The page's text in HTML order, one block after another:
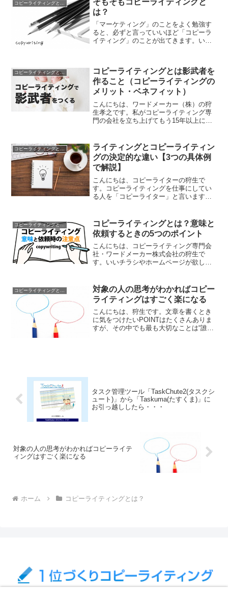
は？
「マーケティング」のことをよく勉強す
ると、必ずと言っていいほど「コピーラ
イティング」のことが出てきます。いわ
コピーライティングとは？
コピーライティングとは影武者を
作ること（コピーライティングの
メリット・ベネフィット）
こんにちは、ワードメーカー（株）の狩
生孝之です。私がコピーライティング専
門の会社を立ち上げてもう15年以上にな
とって非常に大事だなと感じています。
そこで、今日はコピーラ...
ライティングとコピーライティン
グの決定的な違い【3つの具体例
で解説】
こんにちは、コピーライターの狩生で
す。コピーライティングを仕事にしてい
る人を「コピーライター」と言います。
は、いきなりですが「ライティング」と
「コピーライティング」の違い...
コピーライティングとは？
コピーライティングとは？意味と
依頼するときの5つのポイント
こんにちは、コピーライティング専門会
社・ワードメーカー株式会社の狩生で
す。いいチラシやホームページが欲し
せなら上手いコピーライターに作ってほ
しい…」という思いを抱くこと...
コピーライティングとは？
対象の人の思考がわかればコピー
ライティングはすごく楽になる
こんにちは、狩生です。文章を書くとき
に気をつけたいPOINTはたくさんありま
すが、その中でも最も大切なことは“誰
タスク管理ツール「TaskChute2(タスクシ
ュート)」から「Taskuma(たすくま)」に
お引っ越ししたら・・・
対象の人の思考がわかればコピーライテ
ィングはすごく楽になる
ホーム コピーライティングとは？